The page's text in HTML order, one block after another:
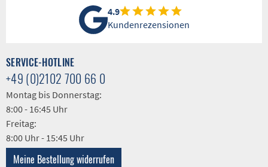
4.9
Kundenrezensionen
SERVICE-HOTLINE
+49 (0)2102 700 66 0
Montag bis Donnerstag:
8:00 - 16:45 Uhr
Freitag:
8:00 Uhr - 15:45 Uhr
Meine Bestellung widerrufen